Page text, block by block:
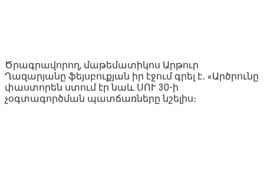
Ծրագրավորող, մաթեմատիկոս Արթուր
Ղազարյանը ֆեյսբուքյան իր էջում գրել է․ «Արծրունը
փաստորեն ստում էր նաև ՍՈՒ 30-ի
չօգտագործման պատճառները նշելիս։